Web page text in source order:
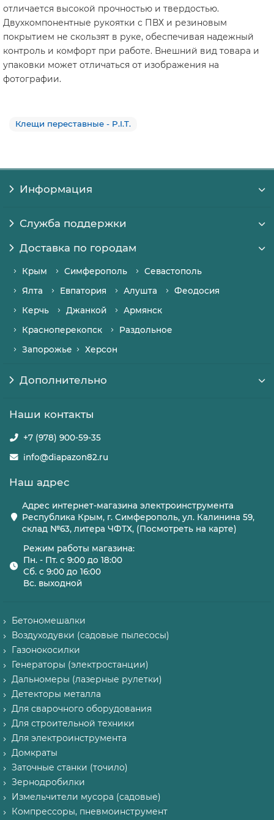
отличается высокой прочностью и твердостью.
Двухкомпонентные рукоятки с ПВХ и резиновым
покрытием не скользят в руке, обеспечивая надежный
контроль и комфорт при работе. Внешний вид товара и
упаковки может отличаться от изображения на
фотографии.
Клещи переставные - P.I.T.
Информация
Служба поддержки
Доставка по городам
Крым Симферополь
Севастополь
Ялта
Евпатория Алушта
Феодосия
Керчь
Джанкой
Армянск
Красноперекопск
Раздольное
Запорожье
Херсон
Дополнительно
Наши контакты
+7 (978) 900-59-35
info@diapazon82.ru
Наш адрес
Адрес интернет-магазина электроинструмента
Республика Крым, г. Симферополь, ул. Калинина 59,
склад №63, литера ЧФТХ, (Посмотреть на карте)
Режим работы магазина:
Пн. - Пт. с 9:00 до 18:00
Сб. с 9:00 до 16:00
Вс. выходной
Бетономешалки
Воздуходувки (садовые пылесосы)
Газонокосилки
Генераторы (электростанции)
Дальномеры (лазерные рулетки)
Детекторы металла
Для сварочного оборудования
Для строительной техники
Для электроинструмента
Домкраты
Заточные станки (точило)
Зернодробилки
Измельчители мусора (садовые)
Компрессоры, пневмоинструмент